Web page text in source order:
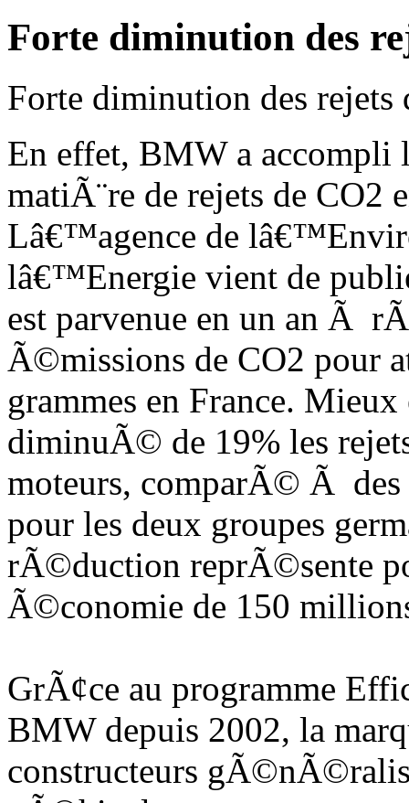
Forte diminution des
Forte diminution des rejets
En effet, BMW a accompli
matiÃ¨re de rejets de CO2
Lâ€™agence de
lâ€™Energie vient de
est parvenue en un an Ã
Ã©missions de CO2 pour
grammes en France.
diminuÃ© de 19% les
moteurs, comparÃ© Ã des
pour les deux groupes
rÃ©duction reprÃ©sente
Ã©conomie de 150
GrÃ¢ce au programme
BMW depuis 2002, la
constructeurs